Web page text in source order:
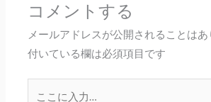
コメントする
メールアドレスが公開されることはあ
付いている欄は必須項目です